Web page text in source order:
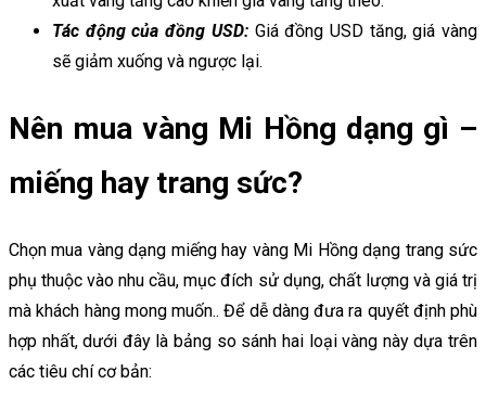
Tác động của đồng USD:Giá đồng USD tăng, giá vàng
sẽ giảm xuống và ngược lại.
Nên mua vàng Mi Hồng dạng gì –
miếng hay trang sức?
Chọn mua vàng dạng miếng hay vàng Mi Hồng dạng trang sức
phụ thuộc vào nhu cầu, mục đích sử dụng, chất lượng và giá trị
mà khách hàng mong muốn.. Để dễ dàng đưa ra quyết định phù
hợp nhất, dưới đây là bảng so sánh hai loại vàng này dựa trên
các tiêu chí cơ bản: